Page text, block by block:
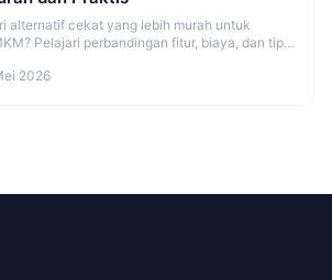
alternatif cekat yang lebih murah untuk
Pelajari perbandingan fitur, biaya, dan tips
2026